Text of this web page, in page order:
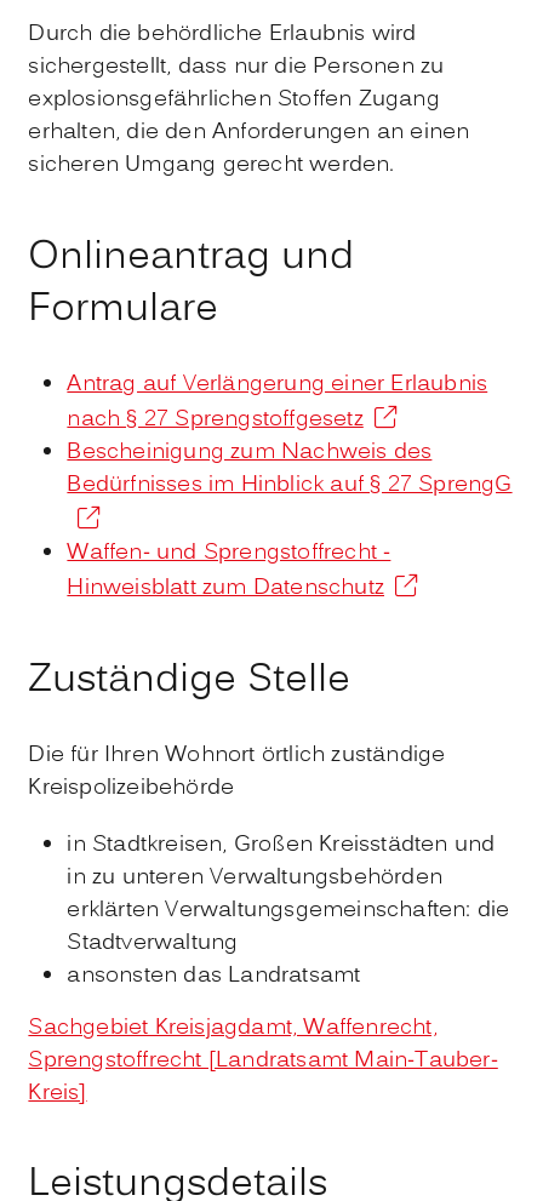
Durch die behördliche Erlaubnis wird
sichergestellt, dass nur die Personen zu
explosionsgefährlichen Stoffen Zugang
erhalten, die den Anforderungen an einen
sicheren Umgang gerecht werden.
Onlineantrag und
Formulare
Antrag auf Verlängerung einer Erlaubnis
nach § 27 Sprengstoffgesetz
Bescheinigung zum Nachweis des
Bedürfnisses im Hinblick auf § 27 SprengG
Waffen- und Sprengstoffrecht -
Hinweisblatt zum Datenschutz
Zuständige Stelle
Die für Ihren Wohnort örtlich zuständige
Kreispolizeibehörde
in Stadtkreisen, Großen Kreisstädten und
in zu unteren Verwaltungsbehörden
erklärten Verwaltungsgemeinschaften: die
Stadtverwaltung
ansonsten das Landratsamt
Sachgebiet Kreisjagdamt, Waffenrecht,
Sprengstoffrecht [Landratsamt Main-Tauber-
Kreis]
Leistungsdetails